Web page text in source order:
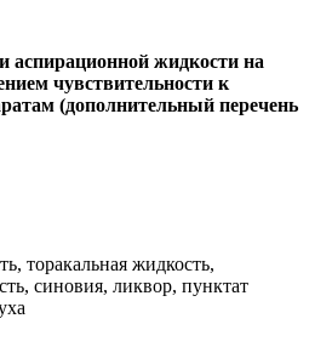
аспирационной жидкости на
чувствительности к
(дополнительный перечень
торакальная жидкость,
синовия, ликвор, пунктат